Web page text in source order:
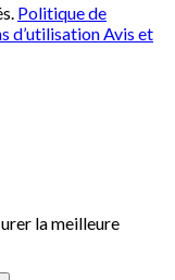
Politique de
d’utilisationAvis et
la meilleure